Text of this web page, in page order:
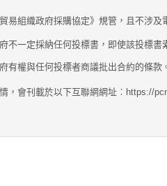
易組織政府採購協定》規管，且不涉
不一定採納任何投標書，即使該投標
有權與任何投標者商議批出合約的條款
，會刊載於以下互聯網網址︰https://